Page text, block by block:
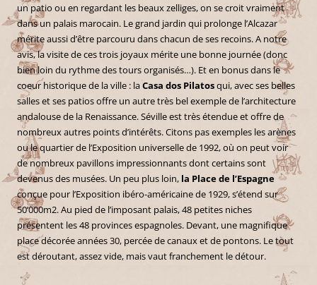
un patio ou en regardant les beaux zelliges, on se croit vraiment
dans un palais marocain. Le grand jardin qui prolonge l’Alcazar
mérite aussi d’être parcouru dans chacun de ses recoins. A notre
avis, la visite de ces trois joyaux mérite une bonne journée (donc
bien loin du rythme des tours organisés…). Et en bonus dans le
coeur historique de la ville : laCasa dos Pilatosqui, avec ses belles
salles et ses patios offre un autre très bel exemple de l’architecture
andalouse de la Renaissance. Séville est très étendue et offre de
nombreux autres points d’intérêts. Citons pas exemples les arènes
ou le quartier de l’Exposition universelle de 1992, où on peut voir
de nombreux pavillons impressionnants dont certains sont
devenus des musées. Un peu plus loin, la Place de l’Espagne
conçue pour l’Exposition ibéro-américaine de 1929, s’étend sur
50’000m2. Au pied de l’imposant palais, 48 petites niches
présentent les 48 provinces espagnoles. Devant, une magnifique
place décorée années 30, percée de canaux et de pontons. Le tout
est déroutant, assez vide, mais vaut franchement le détour.